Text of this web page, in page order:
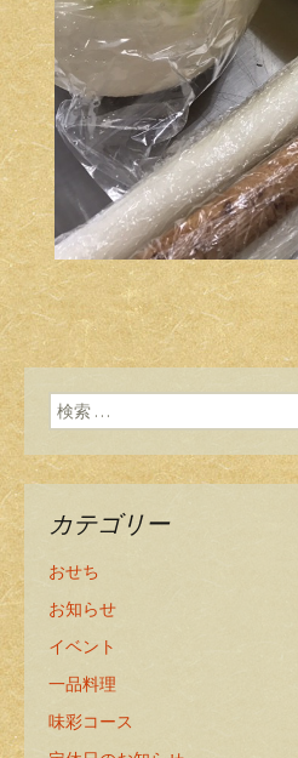
検索:
カテゴリー
おせち
お知らせ
イベント
一品料理
味彩コース